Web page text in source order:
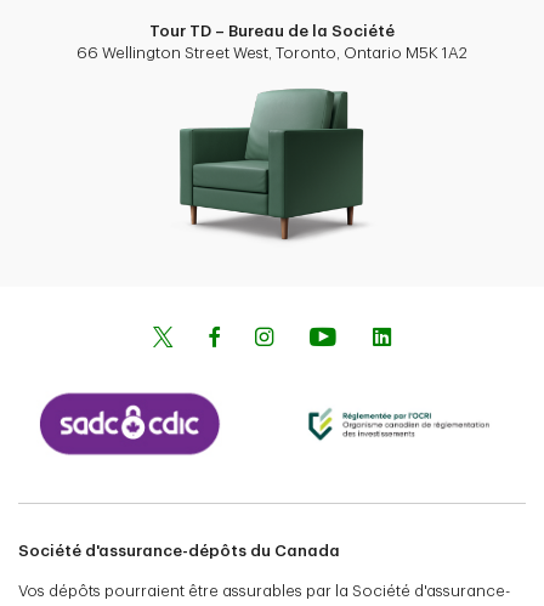
Tour TD – Bureau de la Société
66 Wellington Street West, Toronto, Ontario M5K 1A2
Société d'assurance-dépôts du Canada
Vos dépôts pourraient être assurables par la Société d'assurance-